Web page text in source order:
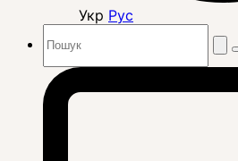
Укр Рус